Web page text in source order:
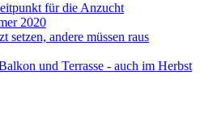
für die Anzucht
2020
setzen, andere müssen raus
und Terrasse - auch im Herbst